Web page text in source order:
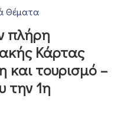
Θέματα
πλήρη
Κάρτας
και τουρισμό –
την 1η